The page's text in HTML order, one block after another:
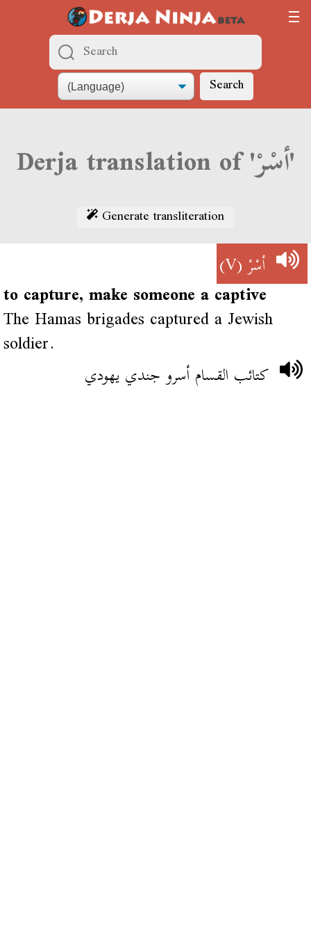
Search
Derja translation of 'أسْرْ'
Generate transliteration
أسْرْ(V)
to capture, make someone a captive
The Hamas brigades captured a Jewish
soldier.
كتائب القسام أسرو جندي يهودي